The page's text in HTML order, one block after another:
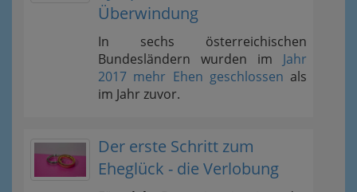
Überwindung
In sechs österreichischen
Bundesländern wurden im Jahr
2017 mehr Ehen geschlossen als
im Jahr zuvor.
Der erste Schritt zum
Eheglück - die Verlobung